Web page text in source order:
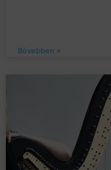
Bővebben »